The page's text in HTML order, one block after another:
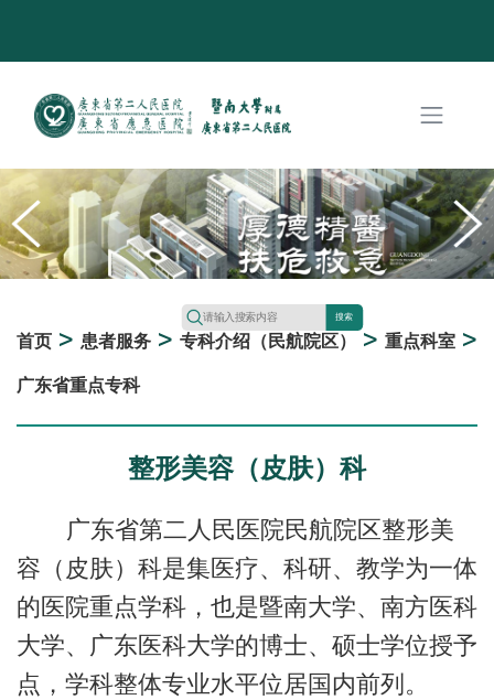
搜索
首页 > 患者服务 > 专科介绍（民航院区） > 重点科室 >
广东省重点专科
整形美容（皮肤）科
广东省第二人民医院民航院区整形美
容（皮肤）科是集医疗、科研、教学为一体
的医院重点学科，也是暨南大学、南方医科
大学、广东医科大学的博士、硕士学位授予
点，学科整体专业水平位居国内前列。